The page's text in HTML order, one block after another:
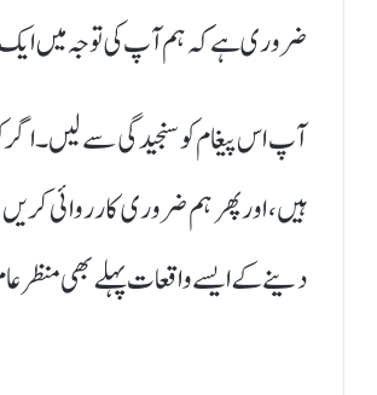
ضروری ہے کہ ہم آپ کی توجہ میں ایک
آپ اس پیغام کو سنجیدگی سے لیں۔
ہیں، اورپھر ہم ضروری کارروائی
دینے کے ایسے واقعات پہلے بھی منظر